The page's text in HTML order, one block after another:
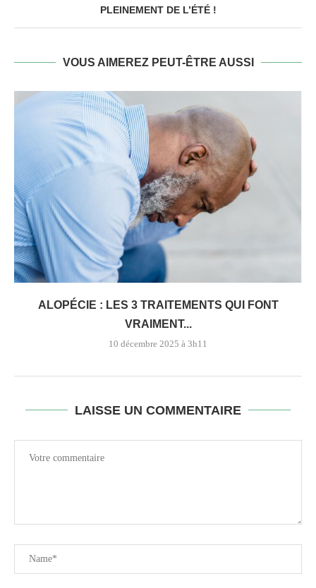
PLEINEMENT DE L’ÉTÉ !
VOUS AIMEREZ PEUT-ÊTRE AUSSI
ALOPÉCIE : LES 3 TRAITEMENTS QUI FONT
VRAIMENT...
10 décembre 2025 à 3h11
LAISSE UN COMMENTAIRE